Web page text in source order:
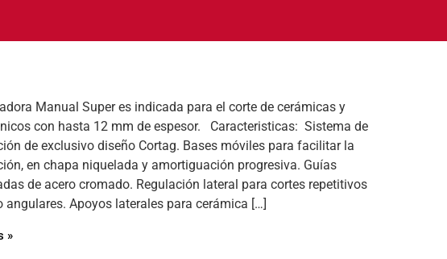
Manual Super es indicada para el corte de cerámicas y
con hasta 12 mm de espesor. Caracteristicas: Sistema de
de exclusivo diseño Cortag. Bases móviles para facilitar la
en chapa niquelada y amortiguación progresiva. Guías
de acero cromado. Regulación lateral para cortes repetitivos
angulares. Apoyos laterales para cerámica […]
»